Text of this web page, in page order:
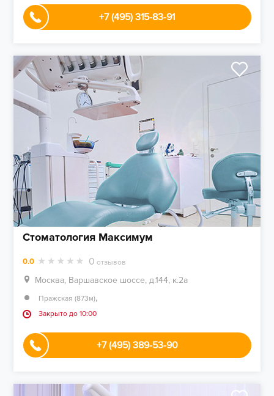
+7 (495) 315-83-91
Стоматология Максимум
0.0 0 отзывов
Москва, Варшавское шоссе, д.144, к.2а
Пражская (873м),
Закрыто до 10:00
+7 (495) 389-53-90